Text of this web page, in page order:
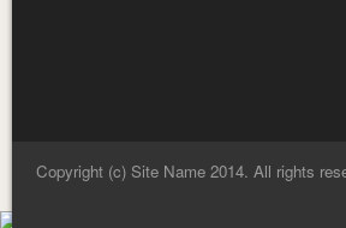
Copyright (c) Site Name 2014. All rights